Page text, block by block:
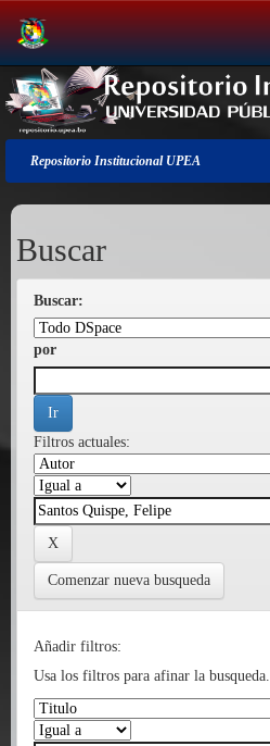
Salir
de
la
navegación
Repositorio Institucional UPEA
Buscar
Buscar:
por
Filtros actuales:
Comenzar nueva busqueda
Añadir filtros:
Usa los filtros para afinar la busqueda.